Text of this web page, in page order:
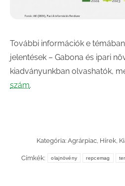
További információk e
jelentések – Gabona és ipari
kiadványunkban olvashatók,
szám.
Kategória: Agrárpiac Hírek
Címkék: olajnövény repcemag